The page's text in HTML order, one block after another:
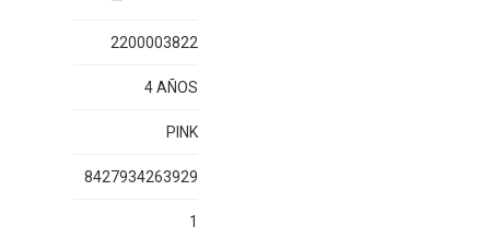
2200003822
4 AÑOS
PINK
8427934263929
1